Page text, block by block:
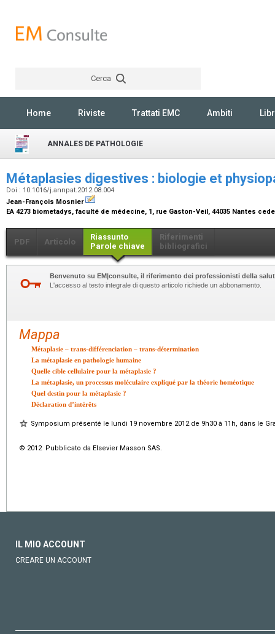
Cerca
Home Riviste Trattati EMC Ambiti
ANNALES DE PATHOLOGIE
Métaplasies digestives : biologie et
Doi : 10.1016/j.annpat.2012.08.004
Jean-François Mosnier
EA 4273 biometadys, faculté de médecine, 1, rue Gaston-Veil, 44035 Nantes
PDF Articolo
Riassunto
Parole chiave
Riferimenti
bibliografici
Benvenuto su EM|consulte, il riferimento dei professionisti della
L'accesso al testo integrale di questo articolo richiede un abbonamento.
Mappa
Métaplasie – trans-différenciation – trans-détermination
La métaplasie en pathologie humaine
Quelle cible cellulaire pour la métaplasie ?
La métaplasie, un processus moléculaire expliqué par la théorie homéotique
Quel destin pour la métaplasie ?
Déclaration d’intérêts
Symposium présenté le lundi 19 novembre 2012 de 9h30 à 11h, dans le
© 2012 Pubblicato da Elsevier Masson SAS.
IL MIO ACCOUNT
CREARE UN ACCOUNT